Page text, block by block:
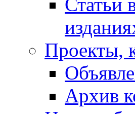
Проекты,
Архив